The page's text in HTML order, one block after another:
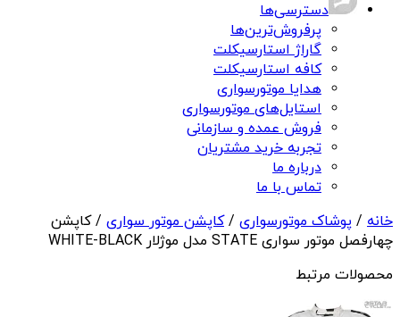
دسترسی‌ها
پرفروش‌ترین‌ها
گاراژ استارسیکلت
کافه استارسیکلت
هدایا موتورسواری
استایل‌های موتورسواری
فروش عمده و سازمانی
تجربه خرید مشتریان
درباره ما
تماس با ما
خانه / پوشاک موتورسواری /کاپشن موتور سواری / کاپشن
چهارفصل موتور سواری STATE مدل موژلار WHITE-BLACK
محصولات مرتبط